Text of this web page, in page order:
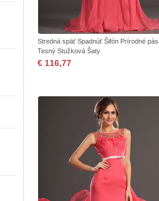
Stredná späť Spadnúť Šifón Prírodné
Tesný Stužková Šaty
€ 116,77